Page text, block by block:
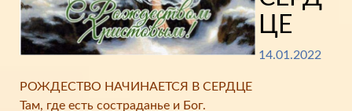
ЦЕ
14.01.2022
РОЖДЕСТВО НАЧИНАЕТСЯ В СЕРДЦЕ
Там, где есть состраданье и Бог.